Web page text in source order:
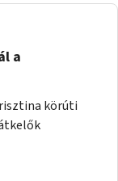
a
körúti